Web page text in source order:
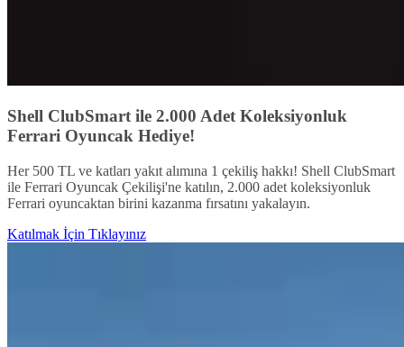
Shell ClubSmart ile 2.000 Adet Koleksiyonluk
Ferrari Oyuncak Hediye!
Her 500 TL ve katları yakıt alımına 1 çekiliş hakkı! Shell ClubSmart
ile Ferrari Oyuncak Çekilişi'ne katılın, 2.000 adet koleksiyonluk
Ferrari oyuncaktan birini kazanma fırsatını yakalayın.
Katılmak İçin Tıklayınız